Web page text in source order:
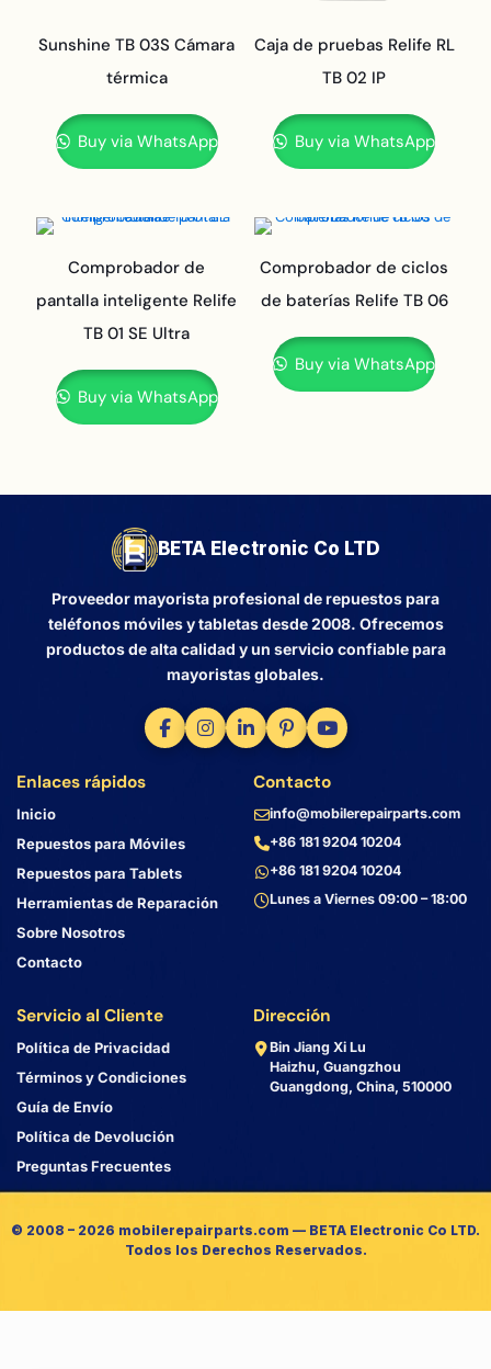
Sunshine TB 03S Cámara
térmica
Buy via WhatsApp
Caja de pruebas Relife RL
TB 02 IP
Buy via WhatsApp
Comprobador de
pantalla inteligente Relife
TB 01 SE Ultra
Buy via WhatsApp
Comprobador de ciclos
de baterías Relife TB 06
Buy via WhatsApp
BETA Electronic Co LTD
Proveedor mayorista profesional de repuestos para
teléfonos móviles y tabletas desde 2008. Ofrecemos
productos de alta calidad y un servicio confiable para
mayoristas globales.
Enlaces rápidos
Inicio
Repuestos para Móviles
Repuestos para Tablets
Herramientas de Reparación
Sobre Nosotros
Contacto
Servicio al Cliente
Política de Privacidad
Términos y Condiciones
Guía de Envío
Política de Devolución
Preguntas Frecuentes
Contacto
info@mobilerepairparts.com
+86 181 9204 10204
+86 181 9204 10204
Lunes a Viernes 09:00 – 18:00
Dirección
Bin Jiang Xi Lu
Haizhu, Guangzhou
Guangdong, China, 510000
© 2008 – 2026 mobilerepairparts.com — BETA Electronic Co LTD.
Todos los Derechos Reservados.